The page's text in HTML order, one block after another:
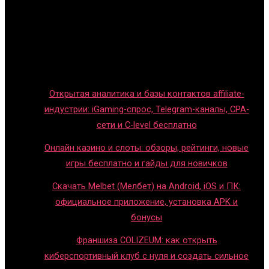
Открытая аналитика и базы контактов affiliate-
индустрии: iGaming-спрос, Telegram-каналы, CPA-
сети и C-level бесплатно
Онлайн казино и слоты: обзоры, рейтинги, новые
игры бесплатно и гайды для новичков
Скачать Melbet (Мелбет) на Android, iOS и ПК:
официальное приложение, установка APK и
бонусы
Франшиза COLIZEUM: как открыть
киберспортивный клуб с нуля и создать сильное